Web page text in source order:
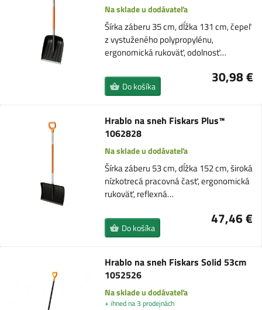
Na sklade u dodávateľa
Šírka záberu 35 cm, dĺžka 131 cm, čepeľ
z vystuženého polypropylénu,
ergonomická rukoväť, odolnosť…
30,98 €
Do košíka
Hrablo na sneh Fiskars Plus™
1062828
Na sklade u dodávateľa
Šírka záberu 53 cm, dĺžka 152 cm, široká
nízkotrecá pracovná časť, ergonomická
rukoväť, reflexná…
47,46 €
Do košíka
Hrablo na sneh Fiskars Solid 53cm
1052526
Na sklade u dodávateľa
+ ihned na 3 prodejnách